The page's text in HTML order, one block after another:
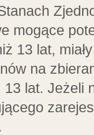
mogące
13 lat,
na
13 lat. Jeżeli